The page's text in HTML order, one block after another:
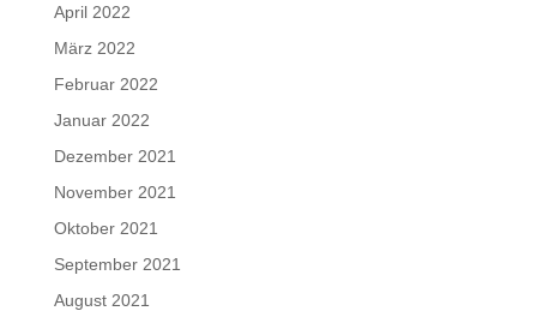
April 2022
März 2022
Februar 2022
Januar 2022
Dezember 2021
November 2021
Oktober 2021
September 2021
August 2021